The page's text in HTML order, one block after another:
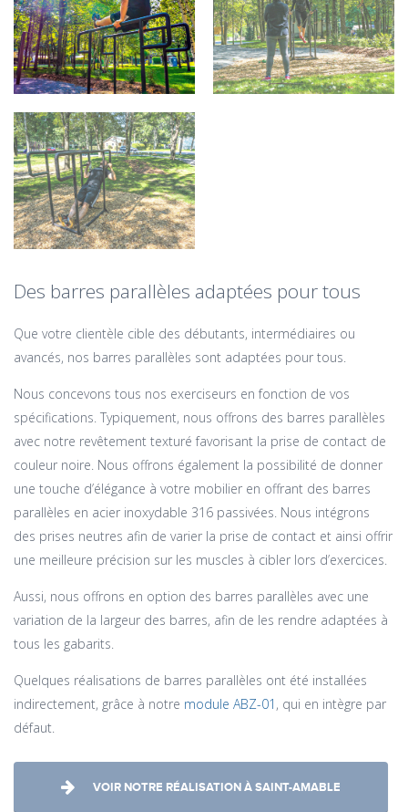
Des barres parallèles adaptées pour tous
Que votre clientèle cible des débutants, intermédiaires ou
avancés, nos barres parallèles sont adaptées pour tous.
Nous concevons tous nos exerciseurs en fonction de vos
spécifications. Typiquement, nous offrons des barres parallèles
avec notre revêtement texturé favorisant la prise de contact de
couleur noire. Nous offrons également la possibilité de donner
une touche d’élégance à votre mobilier en offrant des barres
parallèles en acier inoxydable 316 passivées. Nous intégrons
des prises neutres afin de varier la prise de contact et ainsi offrir
une meilleure précision sur les muscles à cibler lors d’exercices.
Aussi, nous offrons en option des barres parallèles avec une
variation de la largeur des barres, afin de les rendre adaptées à
tous les gabarits.
Quelques réalisations de barres parallèles ont été installées
indirectement, grâce à notre module ABZ-01 , qui en intègre par
défaut.
VOIR NOTRE RÉALISATION À SAINT-AMABLE